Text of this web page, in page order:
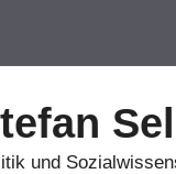
Sell
und